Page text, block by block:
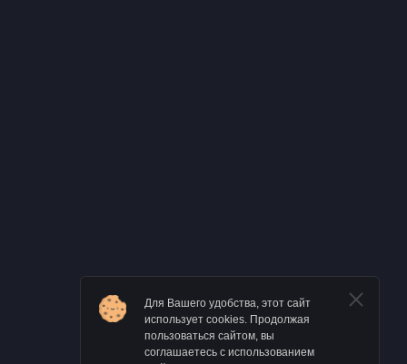
Для Вашего удобства, этот сайт
использует cookies. Продолжая
пользоваться сайтом, вы
соглашаетесь с использованием